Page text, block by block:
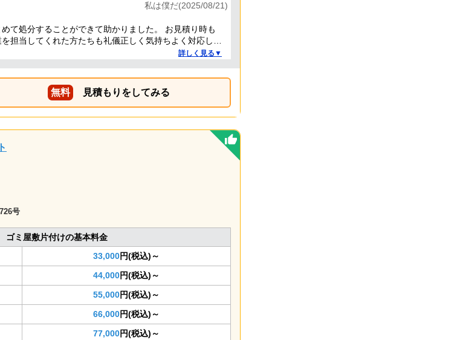
私は僕だ(2025/08/21)
て処分することができて助かりました。 お見積り時も
担当してくれた方たちも礼儀正しく気持ちよく対応して
詳しく見る▼
無料 見積もりをしてみる
号
ゴミ屋敷片付けの基本料金
33,000円(税込)～
44,000円(税込)～
55,000円(税込)～
66,000円(税込)～
77,000円(税込)～